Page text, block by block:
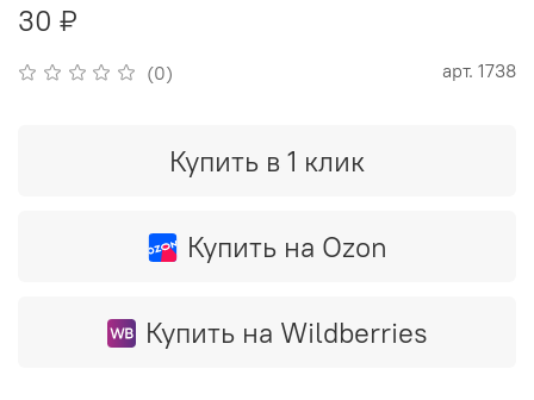
(0) арт. 1738
30 ₽
Купить в 1 клик
Купить на Ozon
Купить на Wildberries